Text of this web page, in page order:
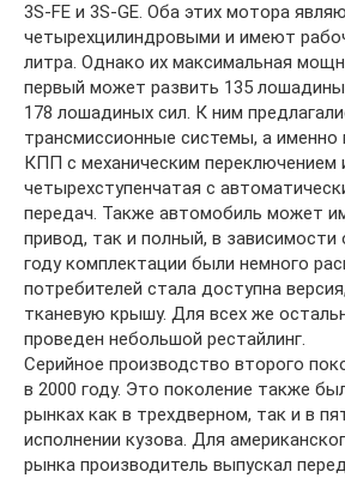
3S-FE и 3S-GE. Оба этих мотора
четырехцилиндровыми и имеют
литра. Однако их максимальная
первый может развить 135
178 лошадиных сил. К ним
трансмиссионные системы, а именно
КПП с механическим переключением
четырехступенчатая с
передач. Также автомобиль может
привод, так и полный, в зависимости
году комплектации были немного
потребителей стала доступна
тканевую крышу. Для всех же
проведен небольшой рестайлинг.
Серийное производство второго
в 2000 году. Это поколение также
рынках как в трехдверном, так и в
исполнении кузова. Для
рынка производитель выпускал